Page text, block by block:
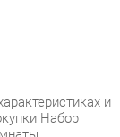
Набор